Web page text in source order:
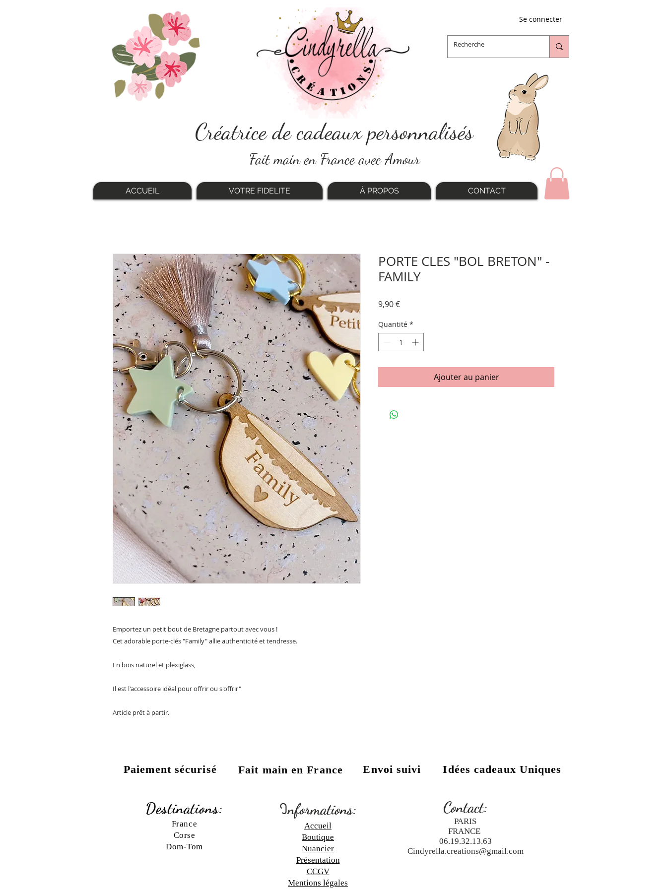
Se connecter
Créatrice de cadeaux personnalisés
Fait main en France avec Amour
ACCUEIL VOTRE FIDELITE À PROPOS CONTACT
Emportez un petit bout de Bretagne partout avec vous !
Cet adorable porte-clés "Family" allie authenticité et tendresse.
En bois naturel et plexiglass,
Il est l'accessoire idéal pour offrir ou s'offrir"
Article prêt à partir.
PORTE CLES "BOL BRETON" -
FAMILY
9,90 €Prix
Quantité *
Ajouter au panier
Paiement sécurisé Fait main en France Envoi suivi Idées cadeaux Uniques
Destinations:
France
Corse
Dom-Tom
Informations:
Accueil
Boutique
Nuancier
Présentation
CCGV
Mentions légales
Contact:
PARIS
FRANCE
06.19.32.13.63
Cindyrella.creations@gmail.com